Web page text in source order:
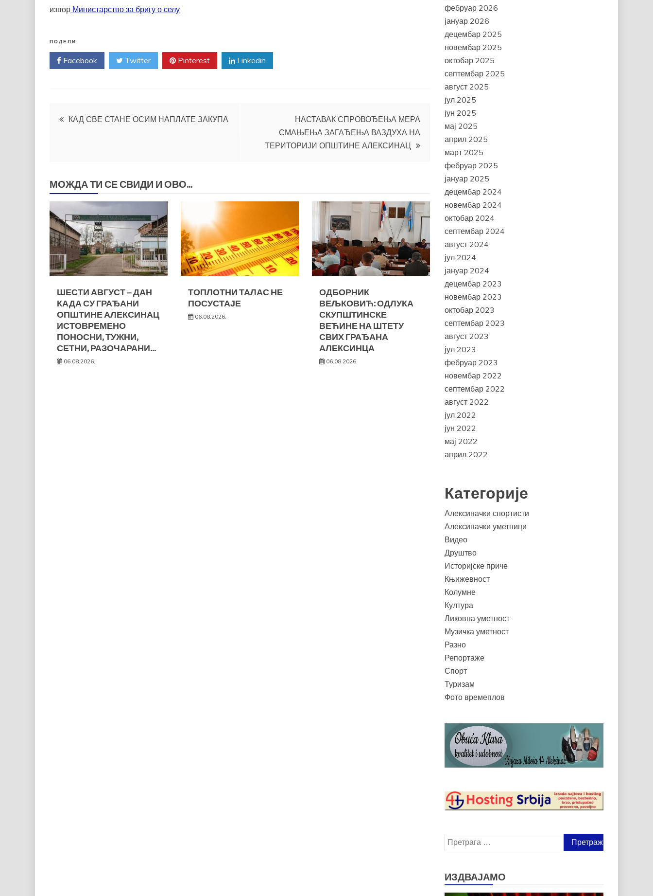
извор Министарство за бригу о селу
ПОДЕЛИ
Facebook Twitter Pinterest Linkedin
Кретање
КАД СВЕ СТАНЕ ОСИМ НАПЛАТЕ ЗАКУПА
НАСТАВАК СПРОВОЂЕЊА МЕРА
СМАЊЕЊА ЗАГАЂЕЊА ВАЗДУХА НА
ТЕРИТОРИЈИ ОПШТИНЕ АЛЕКСИНАЦ
МОЖДА ТИ СЕ СВИДИ И ОВО...
ШЕСТИ АВГУСТ – ДАН
КАДА СУ ГРАЂАНИ
ОПШТИНЕ АЛЕКСИНАЦ
ИСТОВРЕМЕНО
ПОНОСНИ, ТУЖНИ,
СЕТНИ, РАЗОЧАРАНИ…
06.08.2026.
ТОПЛОТНИ ТАЛАС НЕ
ПОСУСТАЈЕ
06.08.2026.
ОДБОРНИК
ВЕЉКОВИЋ: ОДЛУКА
СКУПШТИНСКЕ
ВЕЋИНЕ НА ШТЕТУ
СВИХ ГРАЂАНА
АЛЕКСИНЦА
06.08.2026.
фебруар 2026
јануар 2026
децембар 2025
новембар 2025
октобар 2025
септембар 2025
август 2025
јул 2025
јун 2025
мај 2025
април 2025
март 2025
фебруар 2025
јануар 2025
децембар 2024
новембар 2024
октобар 2024
септембар 2024
август 2024
јул 2024
јануар 2024
децембар 2023
новембар 2023
октобар 2023
септембар 2023
август 2023
јул 2023
фебруар 2023
новембар 2022
септембар 2022
август 2022
јул 2022
јун 2022
мај 2022
април 2022
Категорије
Алексиначки спортисти
Алексиначки уметници
Видео
Друштво
Историјске приче
Књижевност
Колумне
Култура
Ликовна уметност
Музичка уметност
Разно
Репортаже
Спорт
Туризам
Фото времеплов
Претрага
за:
ИЗДВАЈАМО